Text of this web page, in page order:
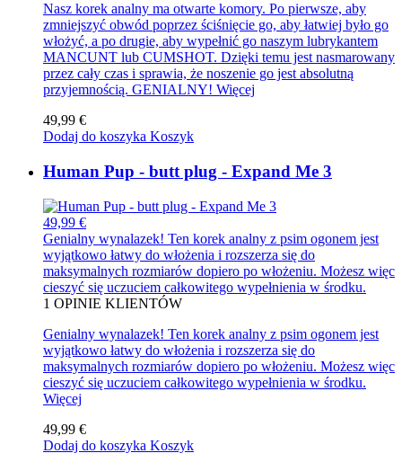
Nasz korek analny ma otwarte komory. Po pierwsze, aby
zmniejszyć obwód poprzez ściśnięcie go, aby łatwiej było go
włożyć, a po drugie, aby wypełnić go naszym lubrykantem
MANCUNT lub CUMSHOT. Dzięki temu jest nasmarowany
przez cały czas i sprawia, że noszenie go jest absolutną
przyjemnością. GENIALNY! Więcej
49,99 €
Dodaj do koszyka Koszyk
Human Pup - butt plug - Expand Me 3
49,99 €
Genialny wynalazek! Ten korek analny z psim ogonem jest
wyjątkowo łatwy do włożenia i rozszerza się do
maksymalnych rozmiarów dopiero po włożeniu. Możesz więc
cieszyć się uczuciem całkowitego wypełnienia w środku.
1 OPINIE KLIENTÓW
Genialny wynalazek! Ten korek analny z psim ogonem jest
wyjątkowo łatwy do włożenia i rozszerza się do
maksymalnych rozmiarów dopiero po włożeniu. Możesz więc
cieszyć się uczuciem całkowitego wypełnienia w środku.
Więcej
49,99 €
Dodaj do koszyka Koszyk